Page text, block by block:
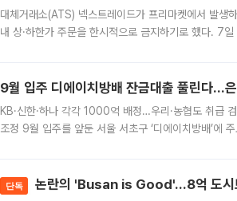
대체거래소(ATS) 넥스트레이드가 프리마켓에서 발생
내 상·하한가 주문을 한시적으로 금지하기로 했다. 7
9월 입주 디에이치방배 잔금대출 풀린다…
KB·신한·하나 각각 1000억 배정…우리·농협도 취급
조정 9월 입주를 앞둔 서울 서초구 ‘디에이치방배’에
단독 논란의 'Busan is Good'…8억 도시